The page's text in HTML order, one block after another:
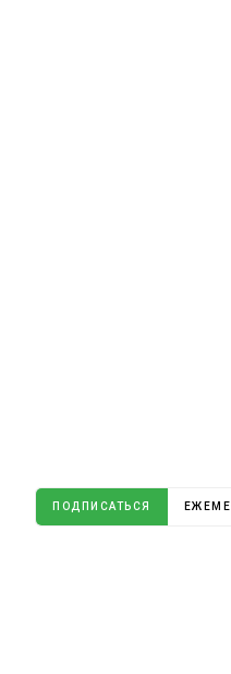
ПОДПИСАТЬСЯ